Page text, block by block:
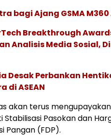
bagi Ajang GSMA M360
Breakthrough
Analisis Media Sosial,
Desak Perbankan
di ASEAN
akan terus
Pasokan dan
Pangan (FDP).